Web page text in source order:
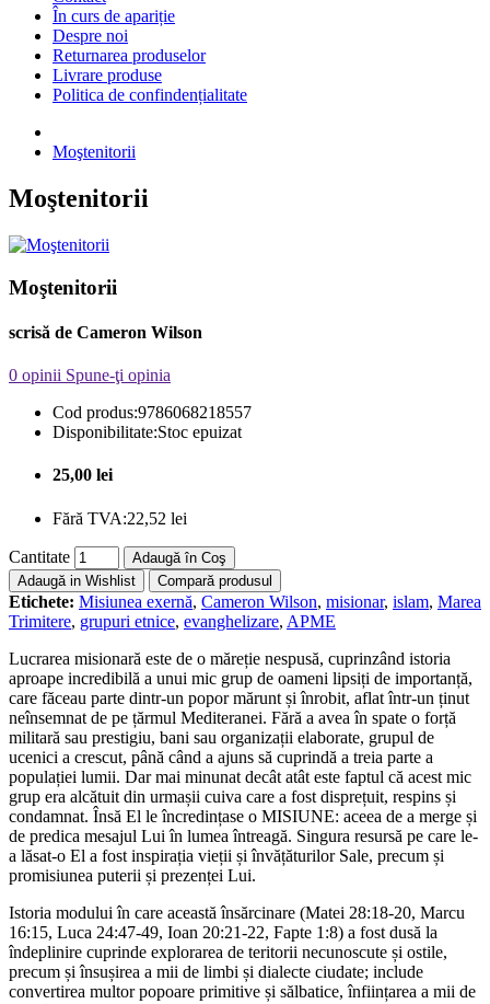
În curs de apariție
Despre noi
Returnarea produselor
Livrare produse
Politica de confindențialitate
Moştenitorii
Moştenitorii
Moştenitorii
scrisă de Cameron Wilson
0 opinii Spune-ţi opinia
Cod produs:9786068218557
Disponibilitate:Stoc epuizat
25,00 lei
Fără TVA:22,52 lei
Cantitate
Adaugă în Coş
Adaugă in Wishlist
Compară produsul
Etichete: Misiunea exernă, Cameron Wilson, misionar, islam, Marea
Trimitere, grupuri etnice, evanghelizare, APME
Lucrarea misionară este de o măreție nespusă, cuprinzând istoria
aproape incredibilă a unui mic grup de oameni lipsiți de importanță,
care făceau parte dintr-un popor mărunt și înrobit, aflat într-un ținut
neînsemnat de pe țărmul Mediteranei. Fără a avea în spate o forță
militară sau prestigiu, bani sau organizații elaborate, grupul de
ucenici a crescut, până când a ajuns să cuprindă a treia parte a
populației lumii. Dar mai minunat decât atât este faptul că acest mic
grup era alcătuit din urmașii cuiva care a fost disprețuit, respins și
condamnat. Însă El le încredințase o MISIUNE: aceea de a merge și
de predica mesajul Lui în lumea întreagă. Singura resursă pe care le-
a lăsat-o El a fost inspirația vieții și învățăturilor Sale, precum și
promisiunea puterii și prezenței Lui.
Istoria modului în care această însărcinare (Matei 28:18-20, Marcu
16:15, Luca 24:47-49, Ioan 20:21-22, Fapte 1:8) a fost dusă la
îndeplinire cuprinde explorarea de teritorii necunoscute și ostile,
precum și însușirea a mii de limbi și dialecte ciudate; include
convertirea multor popoare primitive și sălbatice, înființarea a mii de